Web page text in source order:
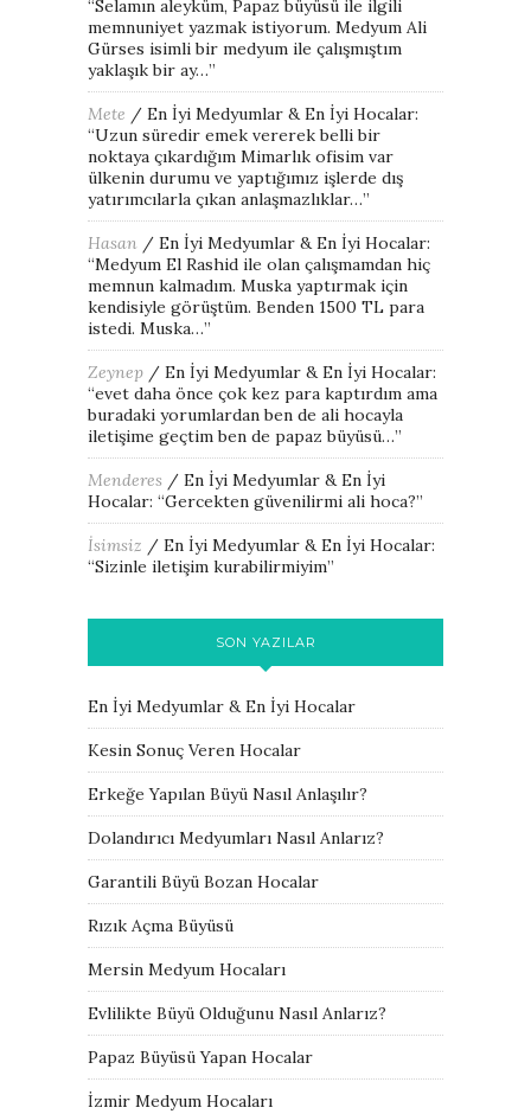
“Selamın aleyküm, Papaz büyüsü ile ilgili
memnuniyet yazmak istiyorum. Medyum Ali
Gürses isimli bir medyum ile çalışmıştım
yaklaşık bir ay…”
Mete / En İyi Medyumlar & En İyi Hocalar:
“Uzun süredir emek vererek belli bir
noktaya çıkardığım Mimarlık ofisim var
ülkenin durumu ve yaptığımız işlerde dış
yatırımcılarla çıkan anlaşmazlıklar…”
Hasan / En İyi Medyumlar & En İyi Hocalar:
“Medyum El Rashid ile olan çalışmamdan hiç
memnun kalmadım. Muska yaptırmak için
kendisiyle görüştüm. Benden 1500 TL para
istedi. Muska…”
Zeynep / En İyi Medyumlar & En İyi Hocalar:
“evet daha önce çok kez para kaptırdım ama
buradaki yorumlardan ben de ali hocayla
iletişime geçtim ben de papaz büyüsü…”
Menderes / En İyi Medyumlar & En İyi
Hocalar: “Gercekten güvenilirmi ali hoca?”
İsimsiz / En İyi Medyumlar & En İyi Hocalar:
“Sizinle iletişim kurabilirmiyim”
SON YAZILAR
En İyi Medyumlar & En İyi Hocalar
Kesin Sonuç Veren Hocalar
Erkeğe Yapılan Büyü Nasıl Anlaşılır?
Dolandırıcı Medyumları Nasıl Anlarız?
Garantili Büyü Bozan Hocalar
Rızık Açma Büyüsü
Mersin Medyum Hocaları
Evlilikte Büyü Olduğunu Nasıl Anlarız?
Papaz Büyüsü Yapan Hocalar
İzmir Medyum Hocaları